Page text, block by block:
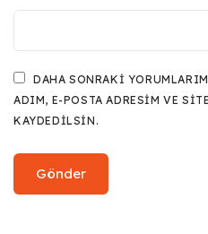
DAHA SONRAKI
ADIM, E-POSTA ADRESIM VE
KAYDEDILSIN.